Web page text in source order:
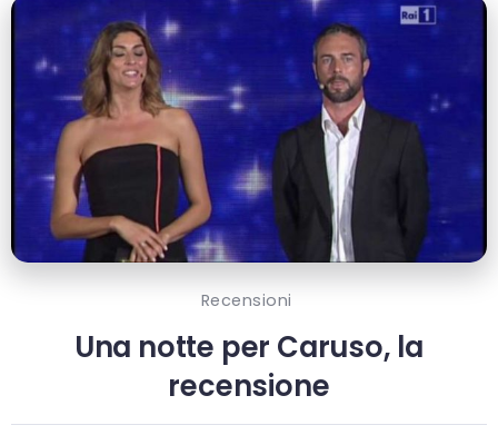
Recensioni
Una notte per Caruso, la
recensione